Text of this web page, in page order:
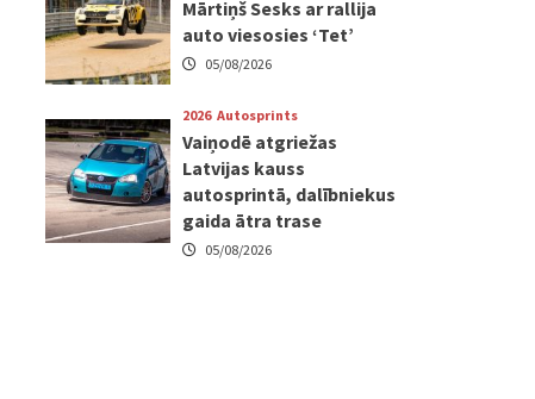
Mārtiņš Sesks ar rallija
auto viesosies ‘Tet’
05/08/2026
2026 Autosprints
Vaiņodē atgriežas
Latvijas kauss
autosprintā, dalībniekus
gaida ātra trase
05/08/2026